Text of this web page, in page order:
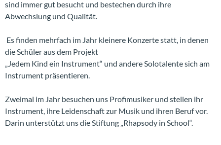
sind immer gut besucht und bestechen durch ihre
Abwechslung und Qualität.
Es finden mehrfach im Jahr kleinere Konzerte statt, in denen
die Schüler aus dem Projekt
„Jedem Kind ein Instrument“ und andere Solotalente sich am
Instrument präsentieren.
Zweimal im Jahr besuchen uns Profimusiker und stellen ihr
Instrument, ihre Leidenschaft zur Musik und ihren Beruf vor.
Darin unterstützt uns die Stiftung „Rhapsody in School“.